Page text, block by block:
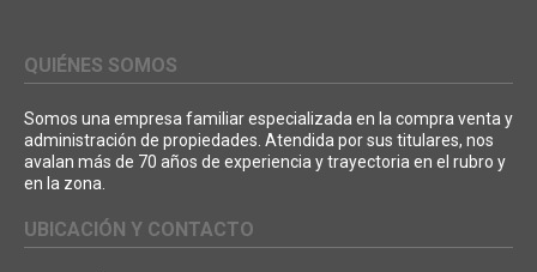
QUIÉNES SOMOS
Somos una empresa familiar especializada en la compra venta y
administración de propiedades. Atendida por sus titulares, nos
avalan más de 70 años de experiencia y trayectoria en el rubro y
en la zona.
UBICACIÓN Y CONTACTO